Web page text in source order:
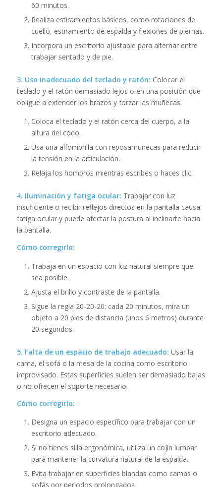
60 minutos.
Realiza estiramientos básicos, como rotaciones de
cuello, estiramiento de espalda y flexiones de piernas.
Incorpora un escritorio ajustable para alternar entre
trabajar sentado y de pie.
3. Uso inadecuado del teclado y ratón: Colocar el
teclado y el ratón demasiado lejos o en una posición que
obligue a extender los brazos y forzar las muñecas.
Coloca el teclado y el ratón cerca del cuerpo, a la
altura del codo.
Usa una alfombrilla con reposamuñecas para reducir
la tensión en la articulación.
Relaja los hombros mientras escribes o haces clic.
4. Iluminación y fatiga ocular: Trabajar con luz
insuficiente o recibir reflejos directos en la pantalla causa
fatiga ocular y puede afectar la postura al inclinarte hacia
la pantalla.
Cómo corregirlo:
Trabaja en un espacio con luz natural siempre que
sea posible.
Ajusta el brillo y contraste de la pantalla.
Sigue la regla 20-20-20: cada 20 minutos, mira un
objeto a 20 pies de distancia (unos 6 metros) durante
20 segundos.
5. Falta de un espacio de trabajo adecuado: Usar la
cama, el sofá o la mesa de la cocina como escritorio
improvisado. Estas superficies suelen ser demasiado bajas
o no ofrecen el soporte necesario.
Cómo corregirlo:
Designa un espacio específico para trabajar con un
escritorio adecuado.
Si no tienes silla ergonómica, utiliza un cojín lumbar
para mantener la curvatura natural de la espalda.
Evita trabajar en superficies blandas como camas o
sofás por periodos prolongados.